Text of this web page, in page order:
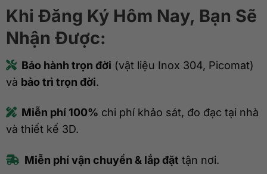
Khi Đăng Ký Hôm Nay, Bạn Sẽ
Nhận Được:
Bảo hành trọn đời (vật liệu Inox 304, Picomat)
và bảo trì trọn đời.
Miễn phí 100% chi phí khảo sát, đo đạc tại nhà
và thiết kế 3D.
Miễn phí vận chuyển & lắp đặt tận nơi.